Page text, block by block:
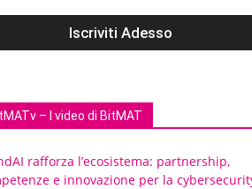
– I video di BitMAT
rafforza l’ecosistema: partnership,
e innovazione per la